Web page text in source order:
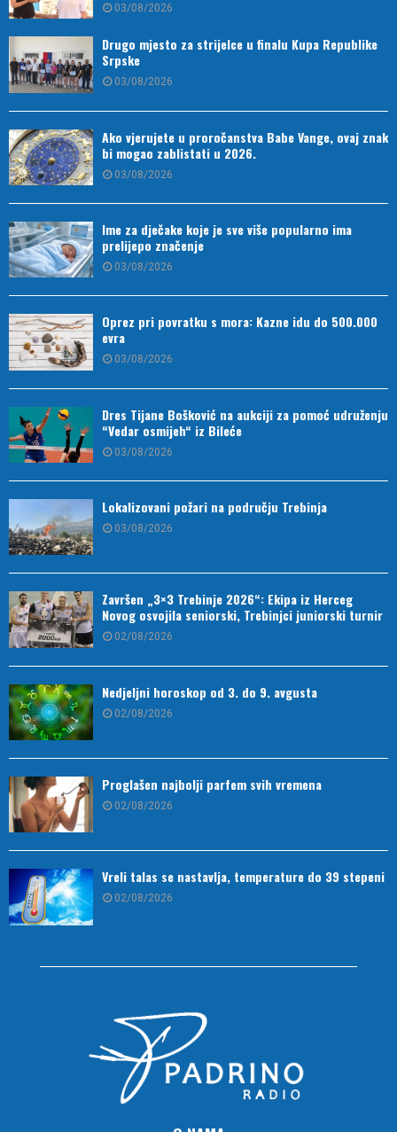
03/08/2026
Drugo mjesto za strijelce u finalu Kupa Republike
Srpske
03/08/2026
Ako vjerujete u proročanstva Babe Vange, ovaj znak
bi mogao zablistati u 2026.
03/08/2026
Ime za dječake koje je sve više popularno ima
prelijepo značenje
03/08/2026
Oprez pri povratku s mora: Kazne idu do 500.000
evra
03/08/2026
Dres Tijane Bošković na aukciji za pomoć udruženju
“Vedar osmijeh“ iz Bileće
03/08/2026
Lokalizovani požari na području Trebinja
03/08/2026
Završen „3×3 Trebinje 2026“: Ekipa iz Herceg
Novog osvojila seniorski, Trebinjci juniorski turnir
02/08/2026
Nedjeljni horoskop od 3. do 9. avgusta
02/08/2026
Proglašen najbolji parfem svih vremena
02/08/2026
Vreli talas se nastavlja, temperature do 39 stepeni
02/08/2026